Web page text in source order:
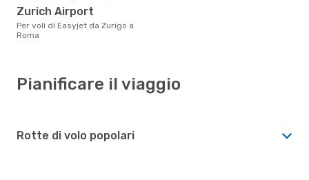
Zurich Airport
Per voli di Easyjet da Zurigo a
Roma
Pianificare il viaggio
Rotte di volo popolari